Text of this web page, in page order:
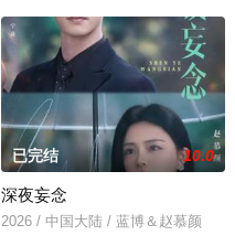
已完结 10.0
深夜妄念
2026 / 中国大陆 / 蓝博＆赵慕颜